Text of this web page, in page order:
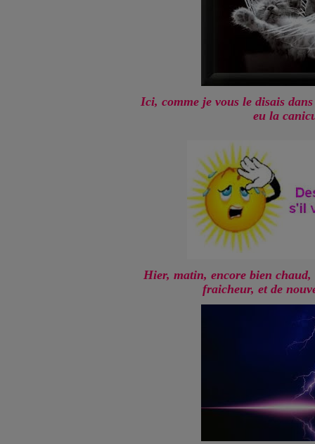
Ici, comme je vous le disais
eu la
Hier, matin, encore bien
fraicheur, et de